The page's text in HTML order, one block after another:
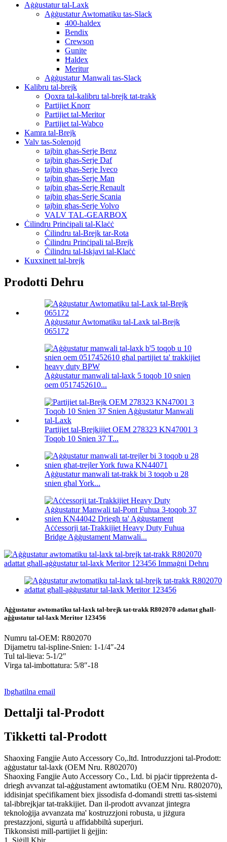
Aġġustatur tal-Laxk
Aġġustatur Awtomatiku tas-Slack
400-haldex
Bendix
Crewson
Gunite
Ħaldex
Meritur
Aġġustatur Manwali tas-Slack
Kalibru tal-brejk
Qoxra tal-kalibru tal-brejk tat-trakk
Partijiet Knorr
Partijiet tal-Meritor
Partijiet tal-Wabco
Kamra tal-Brejk
Valv tas-Solenojd
tajbin għas-Serje Benz
tajbin għas-Serje Daf
tajbin għas-Serje Iveco
tajbin għas-Serje Man
tajbin għas-Serje Renault
tajbin għas-Serje Scania
tajbin għas-Serje Volvo
VALV TAL-GEARBOX
Ċilindru Prinċipali tal-Klaċċ
Ċilindru tal-Brejk tar-Rota
Ċilindru Prinċipali tal-Brejk
Ċilindru tal-Iskjavi tal-Klaċċ
Kuxxinett tal-brejk
Prodotti Dehru
Aġġustatur Awtomatiku tal-Laxk tal-Brejk
065172
Aġġustatur manwali tal-laxk 5 toqob 10 snien
oem 0517452610...
Partijiet tal-Brejkijiet OEM 278323 KN47001 3
Toqob 10 Snien 37 T...
Aġġustatur manwali tat-trakk bi 3 toqob u 28
snien għal York...
Aċċessorji tat-Trakkijiet Heavy Duty Fuhua
Bridge Aġġustament Manwali...
Aġġustatur awtomatiku tal-laxk tal-brejk tat-trakk R802070 adattat għall-
aġġustatur tal-laxk Meritor 123456
Numru tal-OEM: R802070
Dijametru tal-ispline-Snien: 1-1/4″-24
Tul tal-lieva: 5-1/2″
Virga tal-imbottatura: 5/8″-18
Ibgħatilna email
Dettalji tal-Prodott
Tikketti tal-Prodott
Shaoxing Fangjie Auto Accessory Co,.ltd. Introduzzjoni tal-Prodott:
aġġustatur tal-laxk (OEM Nru. R802070)
Shaoxing Fangjie Auto Accessory Co., Ltd. bi pjaċir tippreżenta d-
driegħ avvanzat tal-aġġustament awtomatiku (OEM Nru. R802070),
iddisinjat speċifikament biex jissodisfa d-domandi stretti tas-sistemi
tal-ibbrejkjar tat-trakkijiet. Dan il-prodott avvanzat jintegra
teknoloġija avvanzata ma' kostruzzjoni robusta, u jiżgura
prestazzjoni, sigurtà u affidabbiltà superjuri.
Tikkonsisti mill-partijiet li ġejjin: